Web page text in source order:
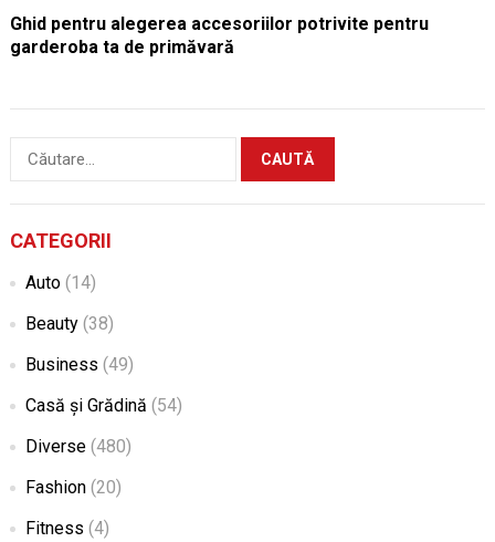
Ghid pentru alegerea accesoriilor potrivite pentru
garderoba ta de primăvară
Caută
CATEGORII
Auto(14)
Beauty(38)
Business (49)
Casă și Grădină (54)
Diverse(480)
Fashion(20)
Fitness (4)